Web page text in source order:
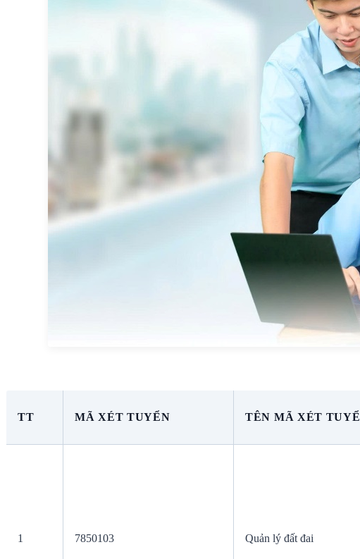
TT MÃ XÉT TUYỂN TÊN MÃ XÉT
1 7850103 Quản lý đất đai